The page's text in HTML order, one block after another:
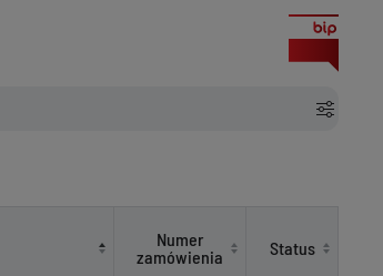
Numer
zamówienia
Status